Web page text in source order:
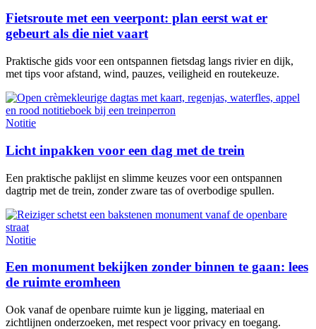
Fietsroute met een veerpont: plan eerst wat er
gebeurt als die niet vaart
Praktische gids voor een ontspannen fietsdag langs rivier en dijk,
met tips voor afstand, wind, pauzes, veiligheid en routekeuze.
Notitie
Licht inpakken voor een dag met de trein
Een praktische paklijst en slimme keuzes voor een ontspannen
dagtrip met de trein, zonder zware tas of overbodige spullen.
Notitie
Een monument bekijken zonder binnen te gaan: lees
de ruimte eromheen
Ook vanaf de openbare ruimte kun je ligging, materiaal en
zichtlijnen onderzoeken, met respect voor privacy en toegang.